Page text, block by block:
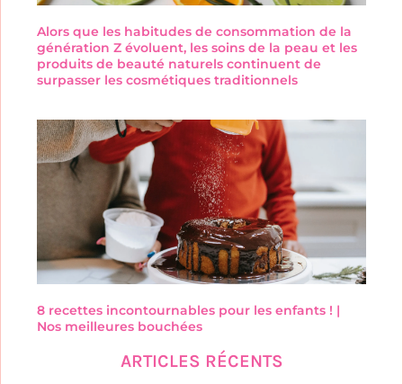
Alors que les habitudes de consommation de la
génération Z évoluent, les soins de la peau et les
produits de beauté naturels continuent de
surpasser les cosmétiques traditionnels
8 recettes incontournables pour les enfants ! |
Nos meilleures bouchées
ARTICLES RÉCENTS